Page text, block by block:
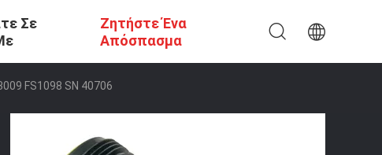
Σε
Ζητήστε Ένα
Απόσπασμα
FS1098 SN 40706